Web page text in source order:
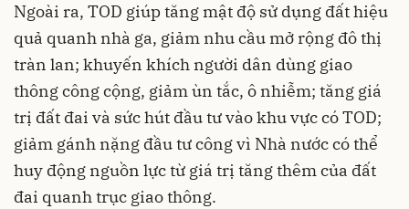
Ngoài ra, TOD giúp tăng mật độ sử dụng đất hiệu
quả quanh nhà ga, giảm nhu cầu mở rộng đô thị
tràn lan; khuyến khích người dân dùng giao
thông công cộng, giảm ùn tắc, ô nhiễm; tăng giá
trị đất đai và sức hút đầu tư vào khu vực có TOD;
giảm gánh nặng đầu tư công vì Nhà nước có thể
huy động nguồn lực từ giá trị tăng thêm của đất
đai quanh trục giao thông.